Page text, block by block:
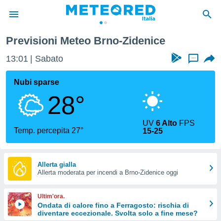
di
per
le
di
Web
le
Previsioni Meteo Brno-Zidenice
13:01 Sabato ...
Nubi sparse
28°
Temp. percepita 27°
UV6 Alto FPS
15-25
Allerta gialla
Allerta moderata per incendi a Brno-Zidenice oggi
Ultim'ora.
Ondata di calore fino a Ferragosto: rischia di
diventare eccezionale. Svolta solo a fine mese?